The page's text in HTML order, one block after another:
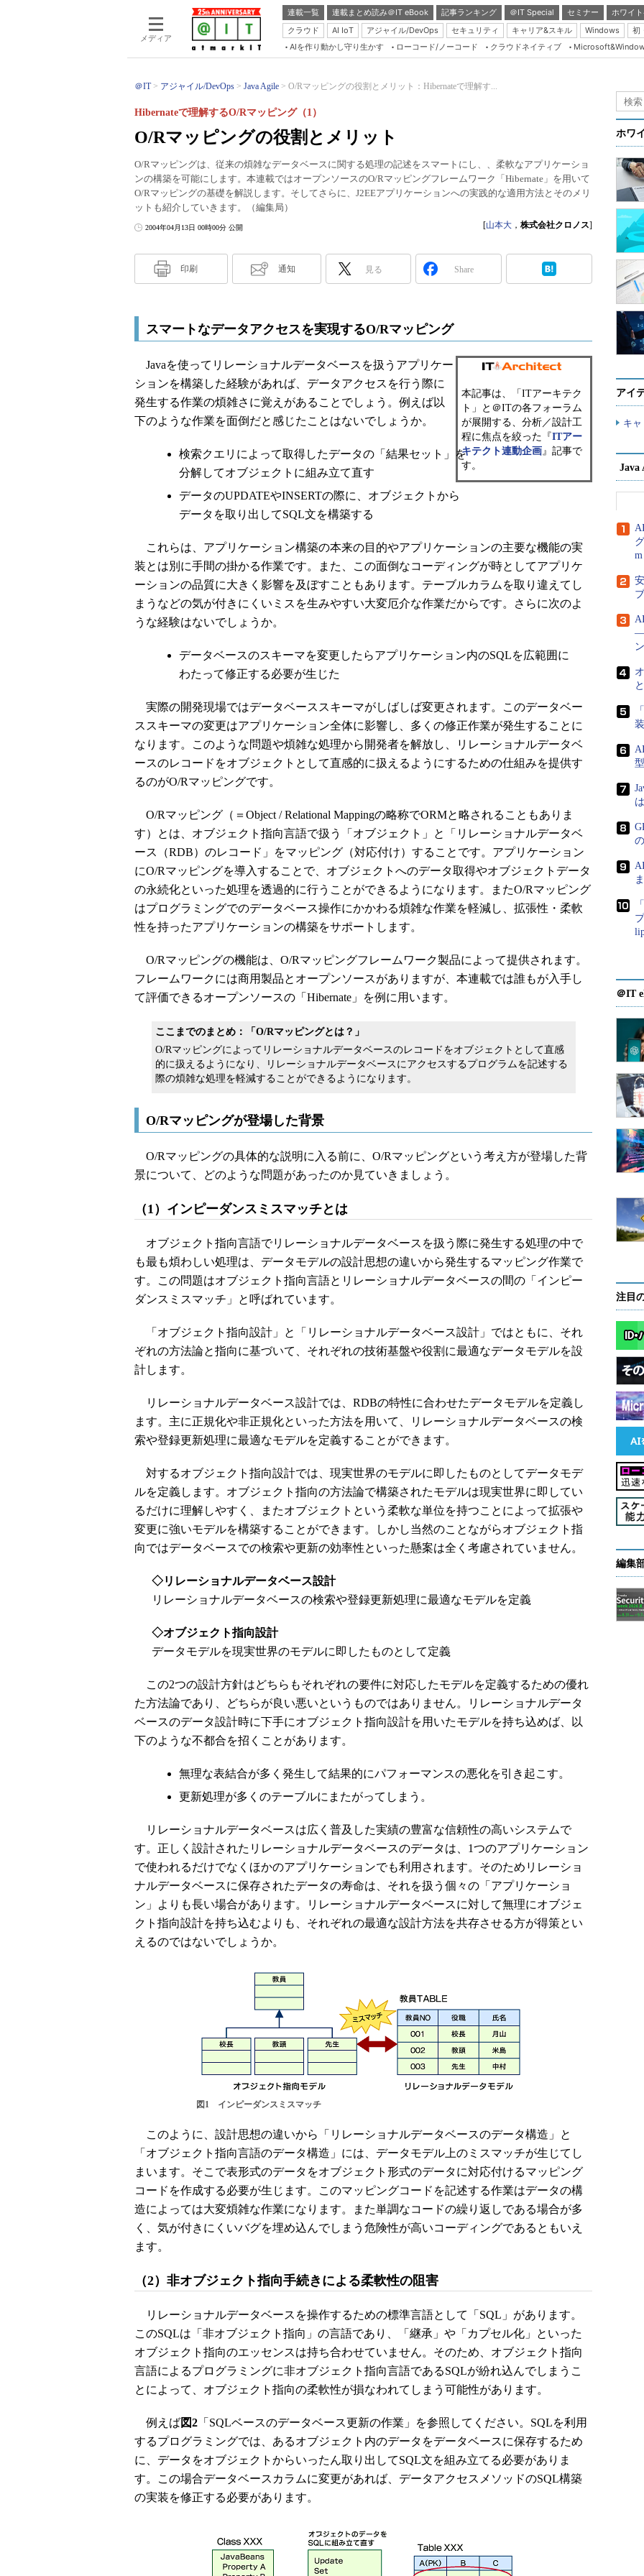
メディア
連載一覧 連載まとめ読み＠IT eBook 記事ランキング ＠IT Special セミナー
ホワイ
クラウド
AI IoT アジャイル/DevOps セキュリティ キャリア&スキル Windows
初
Server & Storage
Database Expert
Linux ＆ OSS
Master of IP Network
Security & Trust
Insider.NET
AIを作り動かし守り生かす ローコード/ノーコード クラウドネイティブ
＠IT アジャイル/DevOps Java Agile O/Rマッピングの役割とメリット：Hibernateで理解す...
O/Rマッピングの役割とメリット
Hibernateで理解するO/Rマッピング（1）
O/Rマッピングは、従来の煩雑なデータベースに関する処理の記述をスマートにし、、柔軟なアプリケーショ
ンの構築を可能にします。本連載ではオープンソースのO/Rマッピングフレームワーク「Hibernate」を用いて
O/Rマッピングの基礎を解説します。そしてさらに、J2EEアプリケーションへの実践的な適用方法とそのメリ
ットも紹介していきます。（編集局）
2004年04月13日 00時00分 公開 [山本大 ， 株式会社クロノス]
印刷 通知 見る Share
スマートなデータアクセスを実現するO/Rマッピング
本記事は、「ITアーキテク
ト」と＠ITの各フォーラム
が展開する、分析／設計工
程に焦点を絞った『ITアー
キテクト連動企画』記事で
す。
Javaを使ってリレーショナルデータベースを扱うアプリケー
ションを構築した経験があれば、データアクセスを行う際に
発生する作業の煩雑さに覚えがあることでしょう。例えば以
下のような作業を面倒だと感じたことはないでしょうか。
検索クエリによって取得したデータの「結果セット」を
分解してオブジェクトに組み立て直す
データのUPDATEやINSERTの際に、オブジェクトから
データを取り出してSQL文を構築する
これらは、アプリケーション構築の本来の目的やアプリケーションの主要な機能の実
装とは別に手間の掛かる作業です。また、この面倒なコーディングが時としてアプリケ
ーションの品質に大きく影響を及ぼすこともあります。テーブルカラムを取り違えてし
まうなどの気が付きにくいミスを生みやすい大変厄介な作業だからです。さらに次のよ
うな経験はないでしょうか。
データベースのスキーマを変更したらアプリケーション内のSQLを広範囲に
わたって修正する必要が生じた
実際の開発現場ではデータベーススキーマがしばしば変更されます。このデータベー
ススキーマの変更はアプリケーション全体に影響し、多くの修正作業が発生することに
なります。このような問題や煩雑な処理から開発者を解放し、リレーショナルデータベ
ースのレコードをオブジェクトとして直感的に扱えるようにするための仕組みを提供す
るのがO/Rマッピングです。
O/Rマッピング（＝Object / Relational Mappingの略称でORMと略されることもありま
す）とは、オブジェクト指向言語で扱う「オブジェクト」と「リレーショナルデータベ
ース（RDB）のレコード」をマッピング（対応付け）することです。アプリケーション
にO/Rマッピングを導入することで、オブジェクトへのデータ取得やオブジェクトデータ
の永続化といった処理を透過的に行うことができるようになります。またO/Rマッピング
はプログラミングでのデータベース操作にかかわる煩雑な作業を軽減し、拡張性・柔軟
性を持ったアプリケーションの構築をサポートします。
O/Rマッピングの機能は、O/Rマッピングフレームワーク製品によって提供されます。
フレームワークには商用製品とオープンソースがありますが、本連載では誰もが入手し
て評価できるオープンソースの「Hibernate」を例に用います。
ここまでのまとめ：「O/Rマッピングとは？」
O/Rマッピングによってリレーショナルデータベースのレコードをオブジェクトとして直感
的に扱えるようになり、リレーショナルデータベースにアクセスするプログラムを記述する
際の煩雑な処理を軽減することができるようになります。
O/Rマッピングが登場した背景
O/Rマッピングの具体的な説明に入る前に、O/Rマッピングという考え方が登場した背
景について、どのような問題があったのか見ていきましょう。
（1）インピーダンスミスマッチとは
オブジェクト指向言語でリレーショナルデータベースを扱う際に発生する処理の中で
も最も煩わしい処理は、データモデルの設計思想の違いから発生するマッピング作業で
す。この問題はオブジェクト指向言語とリレーショナルデータベースの間の「インピー
ダンスミスマッチ」と呼ばれています。
「オブジェクト指向設計」と「リレーショナルデータベース設計」ではともに、それ
ぞれの方法論と指向に基づいて、それぞれの技術基盤や役割に最適なデータモデルを設
計します。
リレーショナルデータベース設計では、RDBの特性に合わせたデータモデルを定義し
ます。主に正規化や非正規化といった方法を用いて、リレーショナルデータベースの検
索や登録更新処理に最適なモデルを定義することができます。
対するオブジェクト指向設計では、現実世界のモデルに即したものとしてデータモデ
ルを定義します。オブジェクト指向の方法論で構築されたモデルは現実世界に即してい
るだけに理解しやすく、またオブジェクトという柔軟な単位を持つことによって拡張や
変更に強いモデルを構築することができます。しかし当然のことながらオブジェクト指
向ではデータベースでの検索や更新の効率性といった懸案は全く考慮されていません。
◇リレーショナルデータベース設計
リレーショナルデータベースの検索や登録更新処理に最適なモデルを定義
◇オブジェクト指向設計
データモデルを現実世界のモデルに即したものとして定義
この2つの設計方針はどちらもそれぞれの要件に対応したモデルを定義するための優れ
た方法論であり、どちらが良い悪いというものではありません。リレーショナルデータ
ベースのデータ設計時に下手にオブジェクト指向設計を用いたモデルを持ち込めば、以
下のような不都合を招くことがあります。
無理な表結合が多く発生して結果的にパフォーマンスの悪化を引き起こす。
更新処理が多くのテーブルにまたがってしまう。
リレーショナルデータベースは広く普及した実績の豊富な信頼性の高いシステムで
す。正しく設計されたリレーショナルデータベースのデータは、1つのアプリケーション
で使われるだけでなくほかのアプリケーションでも利用されます。そのためリレーショ
ナルデータベースに保存されたデータの寿命は、それを扱う個々の「アプリケーショ
ン」よりも長い場合があります。リレーショナルデータベースに対して無理にオブジェ
クト指向設計を持ち込むよりも、それぞれの最適な設計方法を共存させる方が得策とい
えるのではないでしょうか。
図1 インピーダンスミスマッチ
このように、設計思想の違いから「リレーショナルデータベースのデータ構造」と
「オブジェクト指向言語のデータ構造」には、データモデル上のミスマッチが生じてし
まいます。そこで表形式のデータをオブジェクト形式のデータに対応付けるマッピング
コードを作成する必要が生じます。このマッピングコードを記述する作業はデータの構
造によっては大変煩雑な作業になります。また単調なコードの繰り返しである場合が多
く、気が付きにくいバグを埋め込んでしまう危険性が高いコーディングであるともいえ
ます。
（2）非オブジェクト指向手続きによる柔軟性の阻害
リレーショナルデータベースを操作するための標準言語として「SQL」があります。
このSQLは「非オブジェクト指向」の言語であり、「継承」や「カプセル化」といった
オブジェクト指向のエッセンスは持ち合わせていません。そのため、オブジェクト指向
言語によるプログラミングに非オブジェクト指向言語であるSQLが紛れ込んでしまうこ
とによって、オブジェクト指向の柔軟性が損なわれてしまう可能性があります。
例えば図2 「SQLベースのデータベース更新の作業」を参照してください。SQLを利用
するプログラミングでは、あるオブジェクト内のデータをデータベースに保存するため
に、データをオブジェクトからいったん取り出してSQL文を組み立てる必要がありま
す。この場合データベースカラムに変更があれば、データアクセスメソッドのSQL構築
の実装を修正する必要があります。
ホワ
アイ
キ
Java
＠IT
注目
編集